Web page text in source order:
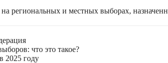
региональных и местных выборах,
что это такое?
2025 году